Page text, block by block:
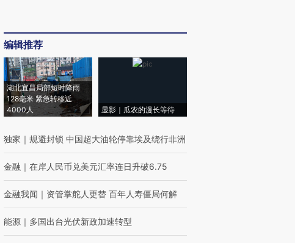
编辑推荐
湖北宜昌局部短时降雨
128毫米 紧急转移近
4000人
显影｜瓜农的漫长等待
独家 ｜ 规避封锁 中国超大油轮停靠埃及绕行非洲
金融 ｜ 在岸人民币兑美元汇率连日升破6.75
金融我闻 ｜ 资管掌舵人更替 百年人寿僵局何解
能源 ｜ 多国出台光伏新政加速转型